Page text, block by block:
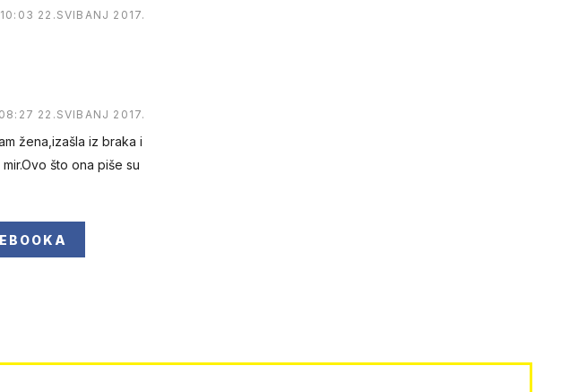
10:03 22.SVIBANJ 2017.
08:27 22.SVIBANJ 2017.
žena,izašla iz braka i
što ona piše su